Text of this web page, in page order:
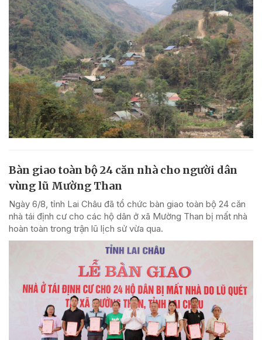
Bàn giao toàn bộ 24 căn nhà cho người dân
vùng lũ Mường Than
Ngày 6/8, tỉnh Lai Châu đã tổ chức bàn giao toàn bộ 24 căn
nhà tái định cư cho các hộ dân ở xã Mường Than bị mất nhà
hoàn toàn trong trận lũ lịch sử vừa qua.